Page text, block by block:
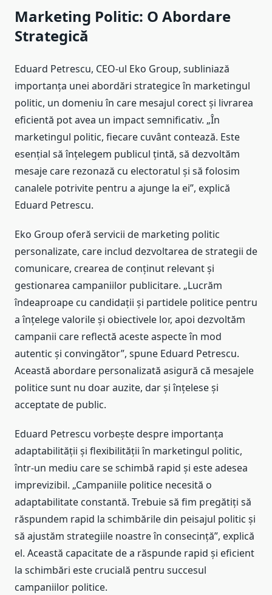
Marketing Politic: O Abordare
Strategică
Eduard Petrescu, CEO-ul Eko Group, subliniază
importanța unei abordări strategice în marketingul
politic, un domeniu în care mesajul corect și livrarea
eficientă pot avea un impact semnificativ. „În
marketingul politic, fiecare cuvânt contează. Este
esențial să înțelegem publicul țintă, să dezvoltăm
mesaje care rezonază cu electoratul și să folosim
canalele potrivite pentru a ajunge la ei”, explică
Eduard Petrescu.
Eko Group oferă servicii de marketing politic
personalizate, care includ dezvoltarea de strategii de
comunicare, crearea de conținut relevant și
gestionarea campaniilor publicitare. „Lucrăm
îndeaproape cu candidații și partidele politice pentru
a înțelege valorile și obiectivele lor, apoi dezvoltăm
campanii care reflectă aceste aspecte în mod
autentic și convingător”, spune Eduard Petrescu.
Această abordare personalizată asigură că mesajele
politice sunt nu doar auzite, dar și înțelese și
acceptate de public.
Eduard Petrescu vorbește despre importanța
adaptabilității și flexibilității în marketingul politic,
într-un mediu care se schimbă rapid și este adesea
imprevizibil. „Campaniile politice necesită o
adaptabilitate constantă. Trebuie să fim pregătiți să
răspundem rapid la schimbările din peisajul politic și
să ajustăm strategiile noastre în consecință”, explică
el. Această capacitate de a răspunde rapid și eficient
la schimbări este crucială pentru succesul
campaniilor politice.